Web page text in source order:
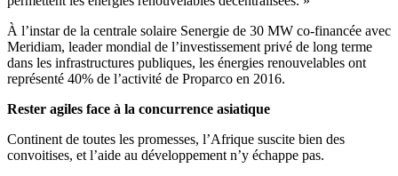
À l’instar de la centrale solaire Senergie de 30 MW co-financée avec
Meridiam, leader mondial de l’investissement privé de long terme
dans les infrastructures publiques, les énergies renouvelables ont
représenté 40% de l’activité de Proparco en 2016.
Rester agiles face à la concurrence asiatique
Continent de toutes les promesses, l’Afrique suscite bien des
convoitises, et l’aide au développement n’y échappe pas.